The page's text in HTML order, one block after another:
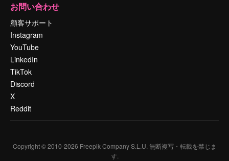
お問い合わせ
顧客サポート
Instagram
YouTube
LinkedIn
TikTok
Discord
X
Reddit
Copyright © 2010-2026 Freepik Company S.L.U. 無断複写・転載を禁じま
す.